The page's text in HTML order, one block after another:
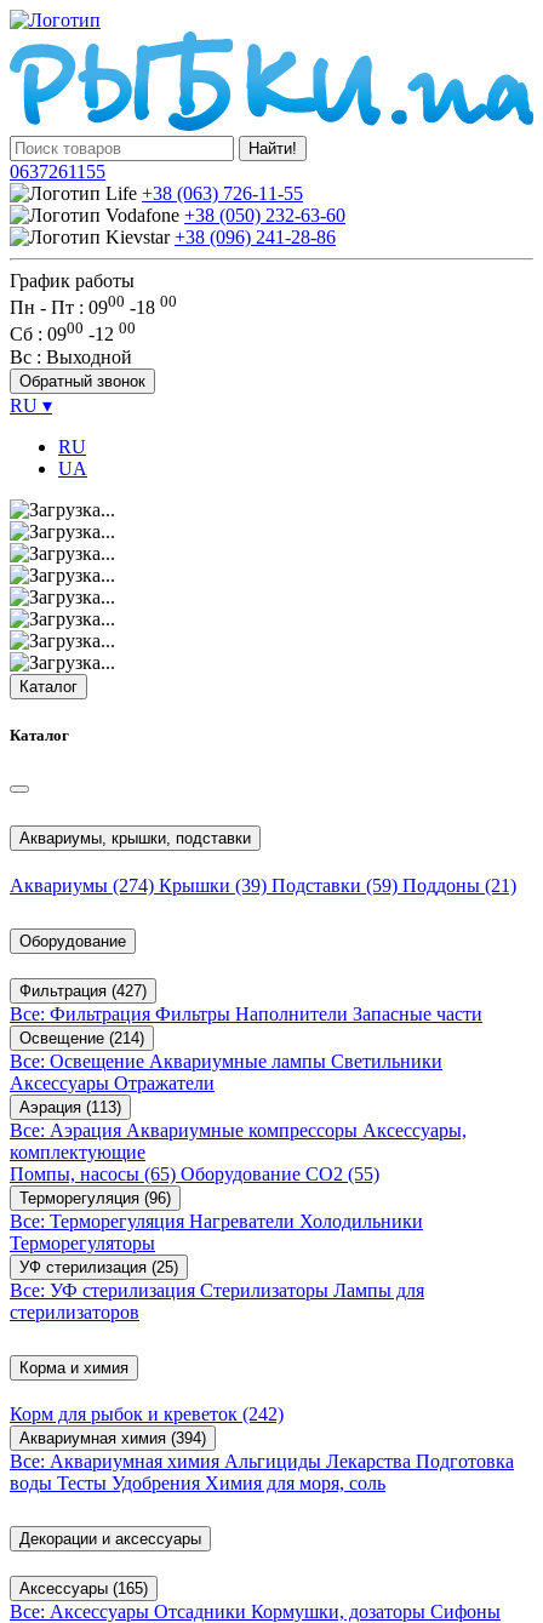
Найти!
0637261155
+38 (063) 726-11-55
+38 (050) 232-63-60
+38 (096) 241-28-86
График работы
Пн - Пт : 0900 -18 00
Сб : 0900 -12 00
Вс : Выходной
Обратный звонок
RU ▾
RU
UA
Каталог
Каталог
Аквариумы, крышки, подставки
Аквариумы (274) Крышки (39) Подставки (59) Поддоны (21)
Оборудование
Фильтрация (427)
Все: Фильтрация Фильтры Наполнители Запасные части
Освещение (214)
Все: Освещение Аквариумные лампы Светильники
Аксессуары Отражатели
Аэрация (113)
Все: Аэрация Аквариумные компрессоры Аксессуары,
комплектующие
Помпы, насосы (65) Оборудование CO2 (55)
Терморегуляция (96)
Все: Терморегуляция Нагреватели Холодильники
Терморегуляторы
УФ стерилизация (25)
Все: УФ стерилизация Стерилизаторы Лампы для
стерилизаторов
Корма и химия
Корм для рыбок и креветок (242)
Аквариумная химия (394)
Все: Аквариумная химия Альгициды Лекарства Подготовка
воды Тесты Удобрения Химия для моря, соль
Декорации и аксессуары
Аксессуары (165)
Все: Аксессуары Отсадники Кормушки, дозаторы Сифоны